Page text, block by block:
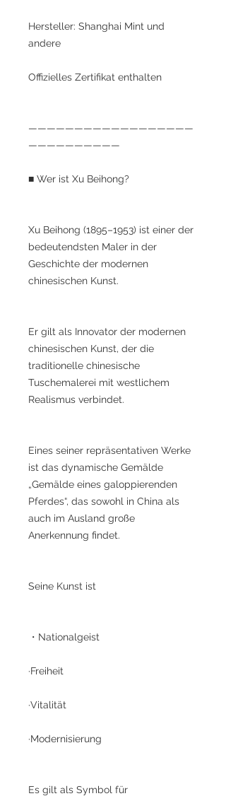
Hersteller: Shanghai Mint und
andere
Offizielles Zertifikat enthalten
——————————————————
——————————
■ Wer ist Xu Beihong?
Xu Beihong (1895–1953) ist einer der
bedeutendsten Maler in der
Geschichte der modernen
chinesischen Kunst.
Er gilt als Innovator der modernen
chinesischen Kunst, der die
traditionelle chinesische
Tuschemalerei mit westlichem
Realismus verbindet.
Eines seiner repräsentativen Werke
ist das dynamische Gemälde
„Gemälde eines galoppierenden
Pferdes“, das sowohl in China als
auch im Ausland große
Anerkennung findet.
Seine Kunst ist
・Nationalgeist
·Freiheit
·Vitalität
·Modernisierung
Es gilt als Symbol für